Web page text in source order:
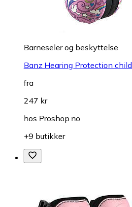
Barneseler og beskyttelse
Banz Hearing Protection child
fra
247 kr
hos Proshop.no
+9 butikker